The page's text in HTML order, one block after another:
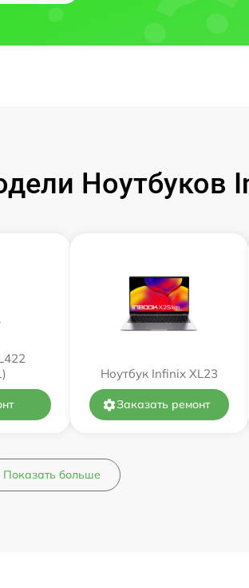
Ноутбуков
Ноутбук Infinix XL23
Заказать ремонт
Показать больше